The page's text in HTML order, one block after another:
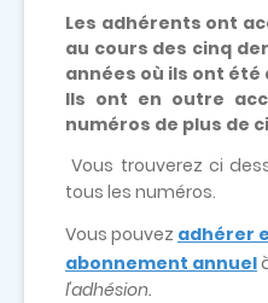
Les adhérents ont
au cours des cinq
années où ils ont
Ils ont en outre
numéros de plus de
Vous trouverez ci
tous les numéros.
Vous pouvez adhérer
abonnement annuel
l'adhésion.